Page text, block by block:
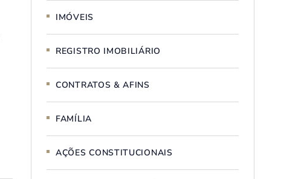
IMÓVEIS
REGISTRO IMOBILIÁRIO
CONTRATOS & AFINS
FAMÍLIA
AÇÕES CONSTITUCIONAIS